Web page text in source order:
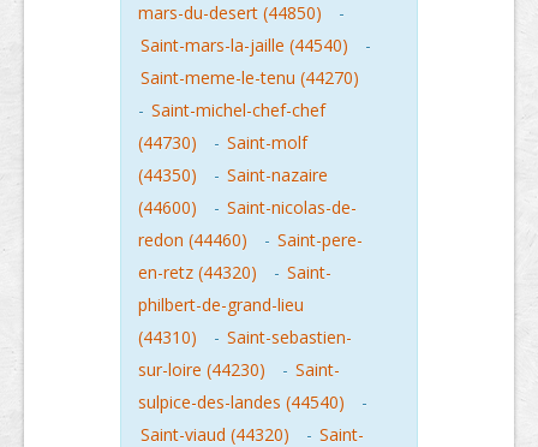
mars-du-desert (44850)
-
Saint-mars-la-jaille (44540)
-
Saint-meme-le-tenu (44270)
- Saint-michel-chef-chef
(44730)
- Saint-molf
(44350)
- Saint-nazaire
(44600)
- Saint-nicolas-de-
redon (44460)
- Saint-pere-
en-retz (44320)
- Saint-
philbert-de-grand-lieu
(44310)
- Saint-sebastien-
sur-loire (44230)
- Saint-
sulpice-des-landes (44540)
-
Saint-viaud (44320)
- Saint-